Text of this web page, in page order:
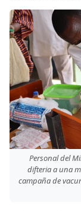
Personal del
difteria a una
campaña de